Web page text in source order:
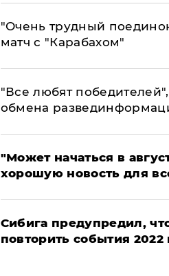
"Очень трудный
матч с "Карабахом"
​"Все любят
обмена
"Может начаться в
хорошую новость для
Сибига предупредил,
повторить события 2022